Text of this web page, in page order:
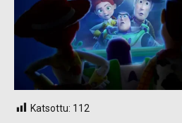
Katsottu: 112